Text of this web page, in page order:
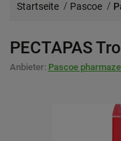
Startseite Pascoe
PECTAPAS
Anbieter: Pascoe